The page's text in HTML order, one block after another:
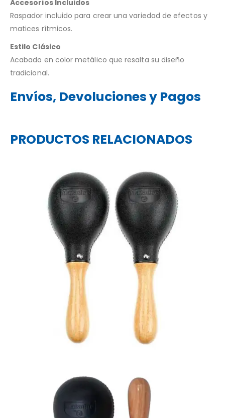
Accesorios Incluidos
Raspador incluido para crear una variedad de efectos y
matices rítmicos.
Estilo Clásico
Acabado en color metálico que resalta su diseño
tradicional.
Envíos, Devoluciones y Pagos
PRODUCTOS RELACIONADOS